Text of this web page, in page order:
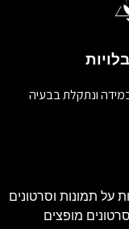
ונתקלת בבעיה
על תמונות וסרטונים
מופצים